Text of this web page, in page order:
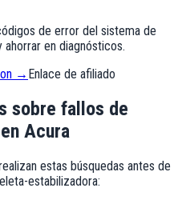
de error del sistema de
en diagnósticos.
→ Enlace de afiliado
sobre fallos de
en Acura
estas búsquedas antes de
estabilizadora: